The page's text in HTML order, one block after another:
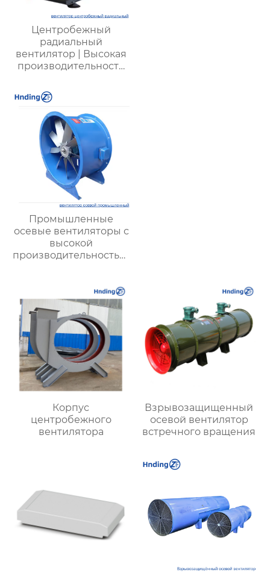
Центробежный
радиальный
вентилятор | Высокая
производительность
систем |
Энергоэффективные
решения для
вентиляции
Промышленные
осевые вентиляторы с
высокой
производительностью:
сложных условий
Корпус
центробежного
вентилятора
Взрывозащищенный
осевой вентилятор
встречного вращения